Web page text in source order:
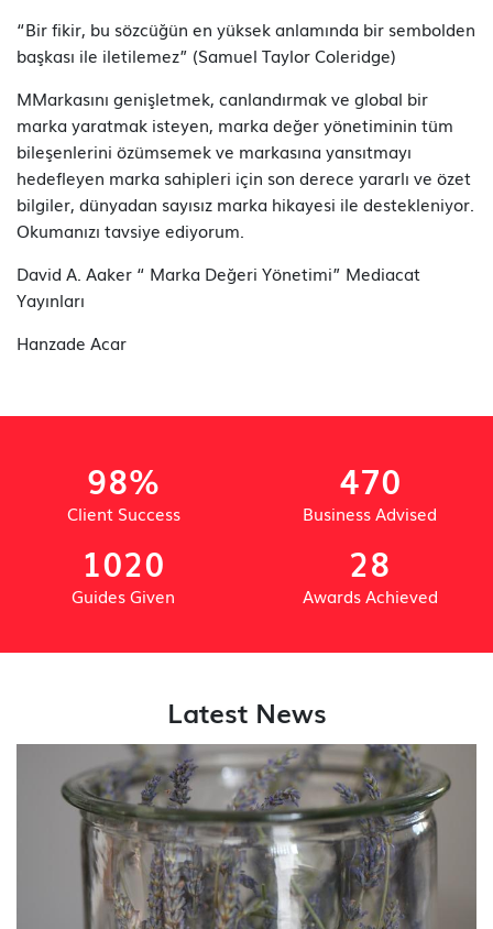
“Bir fikir, bu sözcüğün en yüksek anlamında bir sembolden
başkası ile iletilemez” (Samuel Taylor Coleridge)
MMarkasını genişletmek, canlandırmak ve global bir
marka yaratmak isteyen, marka değer yönetiminin tüm
bileşenlerini özümsemek ve markasına yansıtmayı
hedefleyen marka sahipleri için son derece yararlı ve özet
bilgiler, dünyadan sayısız marka hikayesi ile destekleniyor.
Okumanızı tavsiye ediyorum.
David A. Aaker “ Marka Değeri Yönetimi” Mediacat
Yayınları
Hanzade Acar
98%
Client Success
470
Business Advised
1020
Guides Given
28
Awards Achieved
Latest News